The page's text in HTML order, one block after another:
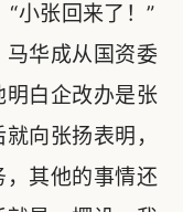
小张回来了！”
华成从国资委
白企改办是张
向张扬表明，
，其他的事情还